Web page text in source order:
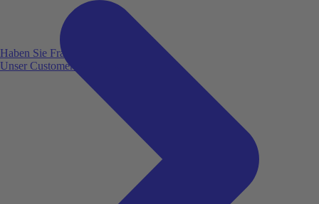
Haben Sie Fragen?
Unser Customer Service ist für Sie da!